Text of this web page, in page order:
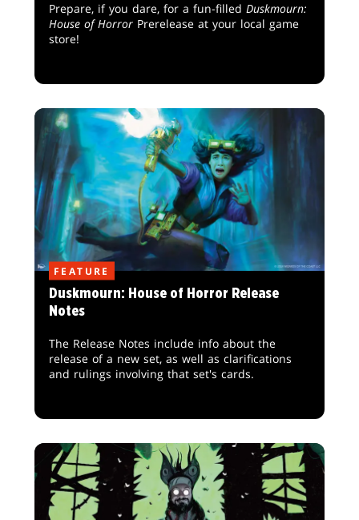
Prepare, if you dare, for a fun-filled Duskmourn:
House of Horror Prerelease at your local game
store!
FEATURE
Duskmourn: House of Horror Release
Notes
The Release Notes include info about the
release of a new set, as well as clarifications
and rulings involving that set's cards.